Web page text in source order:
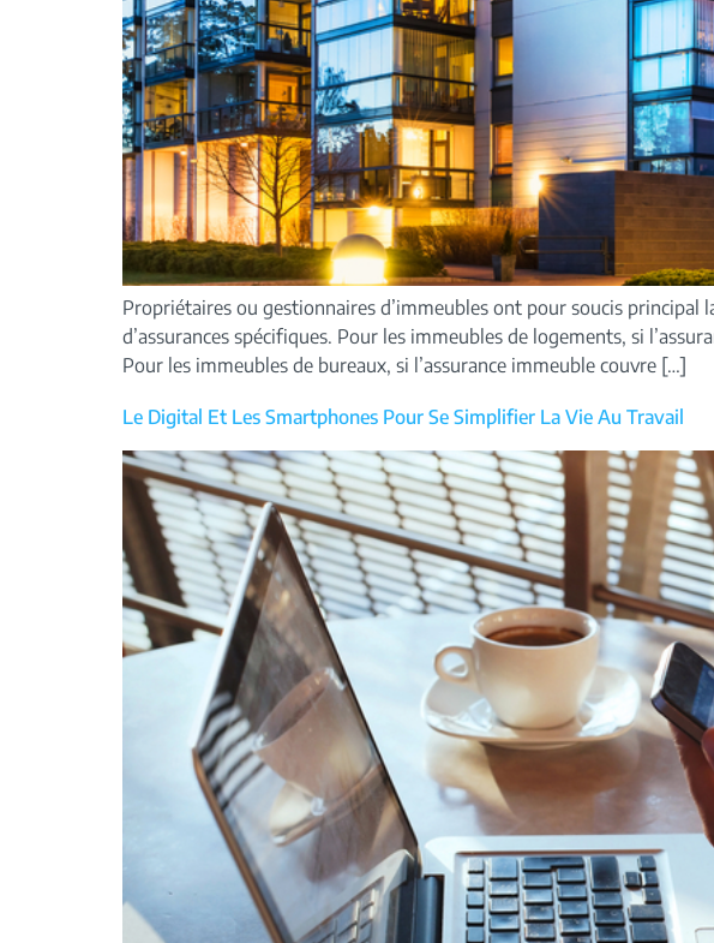
Propriétaires ou gestionnaires d’immeubles ont pour soucis
d’assurances spécifiques. Pour les immeubles de logements, si
Pour les immeubles de bureaux, si l’assurance immeuble couvre […]
Le Digital Et Les Smartphones Pour Se Simplifier La Vie Au Travail